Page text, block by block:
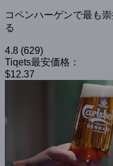
コペンハーゲンで最も
る
4.8 (629)
Tiqets最安価格：
$12.37